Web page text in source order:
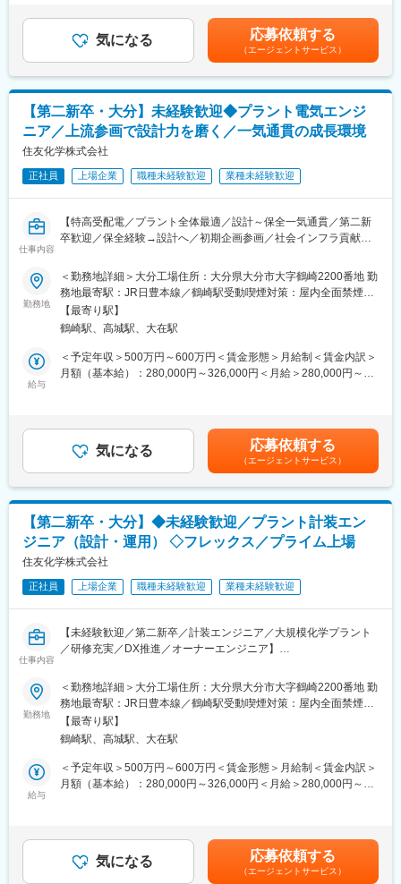
1929年創業、各種分野用の塗料と防音塗料を発展させた自動車用
防音材料・防音部品を手がけています。既に90年以上の歴史があ
り、国内に工場6カ所、営業所は11カ所を有しています。海外で
立し、グローバルな企業活動を展開しています。特に航空機用塗
料・自動車用防音材に強みを持っており、自動車に求められる静
粛性・安全性の実現や航空・宇宙業界の発展に寄与しています。
生産技術研究所は所長1名、メンバー数名（正社員、契約社員どち
らも在籍）の少数精鋭組織です。
■部署特徴：
微細藻類の培養・生産技術の研究開発、生産プロセスの最適化、
品質管理技術の向上等を目指します。
■魅力：
・独自性の高い微細藻類素材を活用した研究に携わる事ができま
す。
・石垣島という独自の環境で世界的に注目される微細藻類研究に
携わる事ができます。
■キャリアパス：
入社後は研究テーマを担当し経験を積みながらリーダーへ。将来
的にはマネジメント職や専門職（スペシャリスト）へのキャリア
パスがあります。
■働き方：
・石垣島勤務の場合は離島手当が支給されます。
■当社の魅力：
貢献するためのヘルスケア事業、地球を健康にする為のバイオ燃
料事業、そして海外やアグリビジネス等の新規事業にも挑戦して
います。
（2）独自素材ユーグレナ
当社が世界で初めて食用屋外大量培養に成功しこれまで事業展開
を行ってきました。ユーグレナひとつで59種類の栄養素が摂取で
きバイオ燃料の原料としても期待できます。
（3）ベンチャースピリットを持つプライム上場企業
当社は2005年に創業し現在プライム市場に上場していますがベン
チャースピリットを忘れることなく、各個人のスキル・経験が存
変更の範囲：会社の定める業務
給与詳細は経験・スキル等を考慮の上、当社規定により決定いた
します。■給与改定：年1回■業績連動賞与：年1回（スタッフ職の
み※マネジメント・エキスパート職は金銭賞与はございませんが、
会社業績・個人評価に応じて株式報酬が年1回付与されます）賃金
はあくまでも目安の金額であり、選考を通じて上下する可能性が
あります。月給(月額)は固定手当を含めた表記です。
気になる 応募依頼する
（エージェントサービス）
【第二新卒・大分】未経験歓迎◆プラント電気エンジ
ニア／上流参画で設計力を磨く／一気通貫の成長環境
住友化学株式会社
正社員 上場企業 職種未経験歓迎 業種未経験歓迎
仕事内容
【特高受配電／プラント全体最適／設計～保全一気通貫／第二新
卒歓迎／保全経験→設計へ／初期企画参画／社会インフラ貢献／
「保全中心で設計経験が積めない」――そんなエンジニアへ。設
計と保全の両面から早期に関わり、設備単体ではなく“工場全体”を
見渡す上流エンジニアへ成長できる環境です。
■業務内容
大分工場にて、特別高圧を含む電気インフラ設備の設計・施工監
理・保全計画を担当。
点検計画の立案・実行、設備診断、トラブル対応を通じて設備
理解を深化
・関係者調整・推進
メーカーとの仕様調整・発注、施工会社との打合せ、法令（電
気事業法等）対応
・新設／増設プロジェクト
企画段階から参画、設計・工程管理・社内外調整を担当
・改善・高度化
運転データ分析による改良設計、DX推進
設計と保全を同時に経験し、実践的な設計力と全体最適の視点を
養います。
・保全のみで終わらず、設計・企画へと確実に領域拡張
・特高受配電を含む電力インフラ全体の専門性を体系的に習得
・現場理解に基づく判断が成果に直結する手応え
・大分工場（工務部約50名）
・電気／機械／計装が連携する体制
勤務地
＜勤務地詳細＞大分工場住所：大分県大分市大字鶴崎2200番地 勤
務地最寄駅：JR日豊本線／鶴崎駅受動喫煙対策：屋内全面禁煙変
更の範囲：会社の定める事業所
【最寄り駅】
鶴崎駅、高城駅、大在駅
給与
＜予定年収＞500万円～600万円＜賃金形態＞月給制＜賃金内訳＞
月額（基本給）：280,000円～326,000円＜月給＞280,000円～
考を通じて上下する可能性があります。月給(月額)は固定手当を含
めた表記です。
気になる 応募依頼する
（エージェントサービス）
【第二新卒・大分】◆未経験歓迎／プラント計装エン
ジニア（設計・運用） ◇フレックス／プライム上場
住友化学株式会社
正社員 上場企業 職種未経験歓迎 業種未経験歓迎
仕事内容
【未経験歓迎／第二新卒／計装エンジニア／大規模化学プラント
／研修充実／DX推進／オーナーエンジニア】
を支えるエンジニアへ。
教育体制の整った環境で段階的に実務力を高め、社会インフラを
支える専門性を着実に習得できます。
■業務内容
化学プラントの計装エンジニアとして、設計・工事管理・保全を
一貫して担います。入社後は設備理解から始め、段階的に担当領
・工事管理：施工会社や生産部門と連携し、進捗・品質・安全を
管理しながら立上げを推進
・保全：トラブル時の原因特定と復旧、予防保全計画の策定、校
勤務地
＜勤務地詳細＞大分工場住所：大分県大分市大字鶴崎2200番地 勤
務地最寄駅：JR日豊本線／鶴崎駅受動喫煙対策：屋内全面禁煙変
更の範囲：会社の定める事業所
【最寄り駅】
鶴崎駅、高城駅、大在駅
給与
＜予定年収＞500万円～600万円＜賃金形態＞月給制＜賃金内訳＞
月額（基本給）：280,000円～326,000円＜月給＞280,000円～
考を通じて上下する可能性があります。月給(月額)は固定手当を含
めた表記です。
気になる 応募依頼する
（エージェントサービス）